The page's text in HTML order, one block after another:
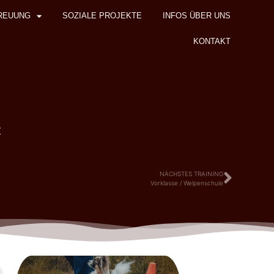
SOZIALE PROJEKTE INFOS ÜBER UNS
KONTAKT
NÄCHSTES TRAINING
Vorklasse / Welpenschule